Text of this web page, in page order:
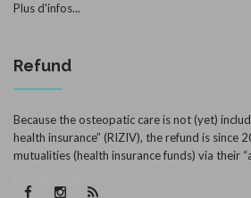
Plus d'infos...
Refund
Because the osteopatic care is not (yet)
health insurance” (RIZIV), the refund is since
mutualities (health insurance funds) via their